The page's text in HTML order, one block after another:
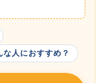
な人におすすめ？